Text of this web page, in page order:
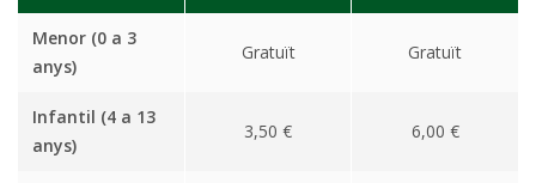
Menor (0 a 3
anys)
Gratuït Gratuït
Infantil (4 a 13
anys)
3,50 € 6,00 €